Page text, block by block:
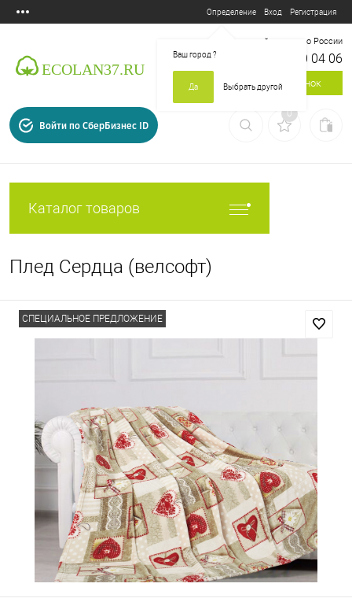
Определение
Ваш город?
Да Выбрать другой
Вход Регистрация
Бесплатный звонок по России
8 800 700 04 06
Заказать звонок
Войти по СберБизнес ID
0
Каталог товаров
Плед Сердца (велсофт)
СПЕЦИАЛЬНОЕ ПРЕДЛОЖЕНИЕ